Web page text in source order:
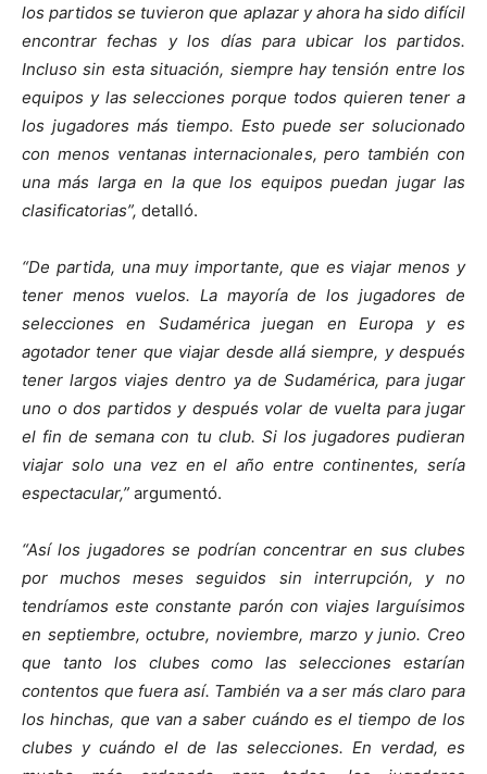
los partidos se tuvieron que aplazar y ahora ha sido difícil
encontrar fechas y los días para ubicar los partidos.
Incluso sin esta situación, siempre hay tensión entre los
equipos y las selecciones porque todos quieren tener a
los jugadores más tiempo. Esto puede ser solucionado
con menos ventanas internacionales, pero también con
una más larga en la que los equipos puedan jugar las
clasificatorias”, detalló.
“De partida, una muy importante, que es viajar menos y
tener menos vuelos. La mayoría de los jugadores de
selecciones en Sudamérica juegan en Europa y es
agotador tener que viajar desde allá siempre, y después
tener largos viajes dentro ya de Sudamérica, para jugar
uno o dos partidos y después volar de vuelta para jugar
el fin de semana con tu club. Si los jugadores pudieran
viajar solo una vez en el año entre continentes, sería
espectacular,” argumentó.
“Así los jugadores se podrían concentrar en sus clubes
por muchos meses seguidos sin interrupción, y no
tendríamos este constante parón con viajes larguísimos
en septiembre, octubre, noviembre, marzo y junio. Creo
que tanto los clubes como las selecciones estarían
contentos que fuera así. También va a ser más claro para
los hinchas, que van a saber cuándo es el tiempo de los
clubes y cuándo el de las selecciones. En verdad, es